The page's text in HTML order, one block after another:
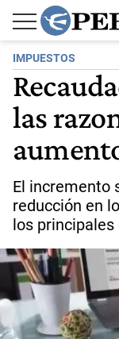
IMPUESTOS
las
El incremento
reducción en
los